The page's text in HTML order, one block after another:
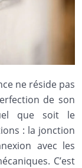
ne réside pas
de son
que soit le
: la jonction
avec les
C’est